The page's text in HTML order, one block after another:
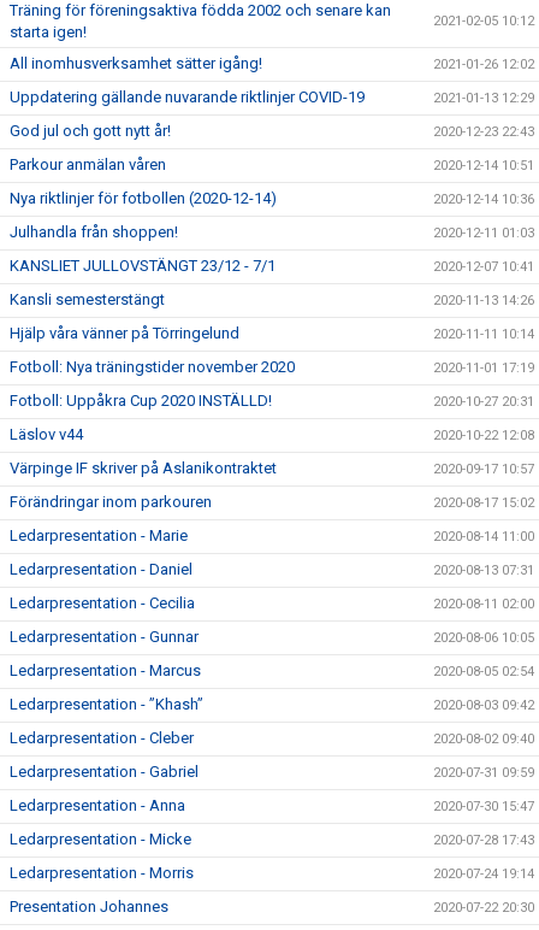
Träning för föreningsaktiva födda 2002 och senare kan
starta igen!
2021-02-05 10:12
All inomhusverksamhet sätter igång! 2021-01-26 12:02
Uppdatering gällande nuvarande riktlinjer COVID-19 2021-01-13 12:29
God jul och gott nytt år! 2020-12-23 22:43
Parkour anmälan våren 2020-12-14 10:51
Nya riktlinjer för fotbollen (2020-12-14) 2020-12-14 10:36
Julhandla från shoppen! 2020-12-11 01:03
KANSLIET JULLOVSTÄNGT 23/12 - 7/1 2020-12-07 10:41
Kansli semesterstängt 2020-11-13 14:26
Hjälp våra vänner på Törringelund 2020-11-11 10:14
Fotboll: Nya träningstider november 2020 2020-11-01 17:19
Fotboll: Uppåkra Cup 2020 INSTÄLLD! 2020-10-27 20:31
Läslov v44 2020-10-22 12:08
Värpinge IF skriver på Aslanikontraktet 2020-09-17 10:57
Förändringar inom parkouren 2020-08-17 15:02
Ledarpresentation - Marie 2020-08-14 11:00
Ledarpresentation - Daniel 2020-08-13 07:31
Ledarpresentation - Cecilia 2020-08-11 02:00
Ledarpresentation - Gunnar 2020-08-06 10:05
Ledarpresentation - Marcus 2020-08-05 02:54
Ledarpresentation - ”Khash” 2020-08-03 09:42
Ledarpresentation - Cleber 2020-08-02 09:40
Ledarpresentation - Gabriel 2020-07-31 09:59
Ledarpresentation - Anna 2020-07-30 15:47
Ledarpresentation - Micke 2020-07-28 17:43
Ledarpresentation - Morris 2020-07-24 19:14
Presentation Johannes 2020-07-22 20:30